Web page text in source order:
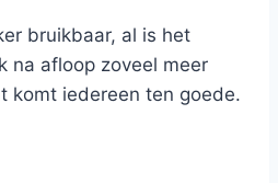
bruikbaar, al is het
na afloop zoveel meer
komt iedereen ten goede.